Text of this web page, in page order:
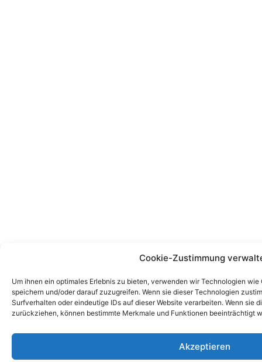
Cookie-Zustimmung
Um ihnen ein optimales Erlebnis zu bieten, verwenden wir Technologien
speichern und/oder darauf zuzugreifen. Wenn sie dieser Technologien
Surfverhalten oder eindeutige IDs auf dieser Website verarbeiten. Wenn sie
zurückziehen, können bestimmte Merkmale und Funktionen beeinträchtigt
Akzeptieren